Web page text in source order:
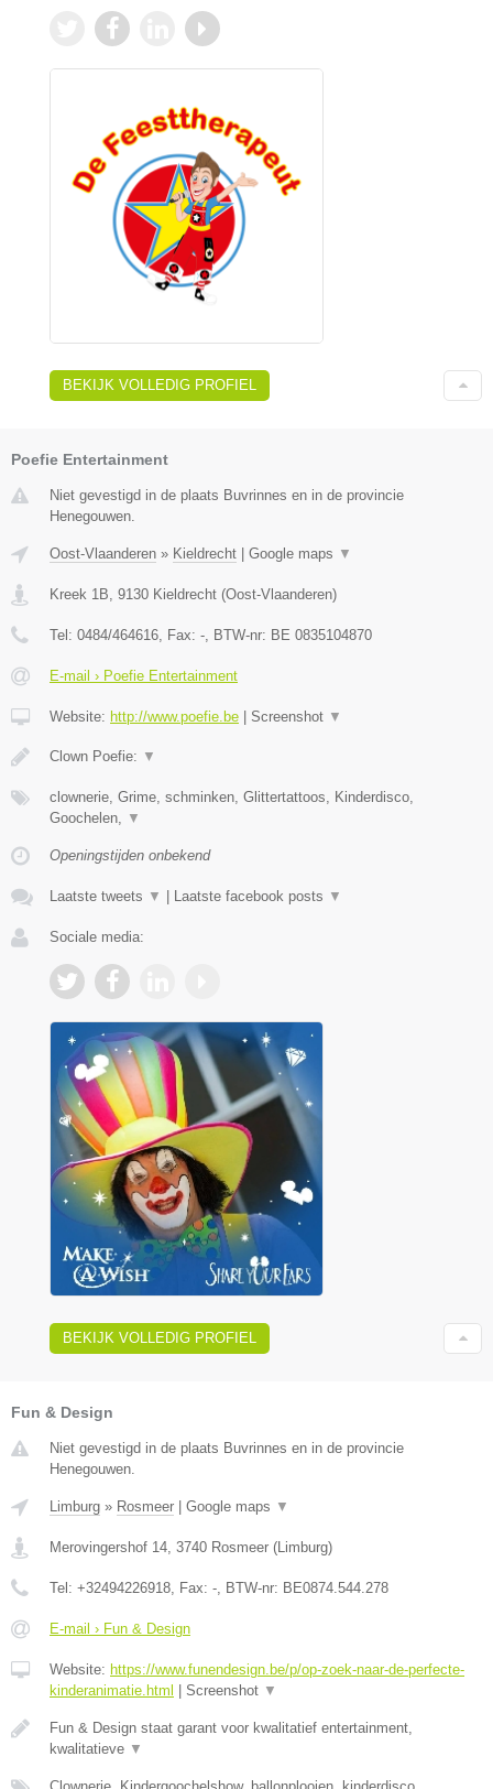
BEKIJK VOLLEDIG PROFIEL
Poefie Entertainment
Niet gevestigd in de plaats Buvrinnes en in de provincie
Henegouwen.
Oost-Vlaanderen » Kieldrecht | Google maps ▼
Kreek 1B 9130 Kieldrecht (Oost-Vlaanderen)
Tel: 0484/464616 , Fax: - , BTW-nr: BE 0835104870
E-mail › Poefie Entertainment
Website: http://www.poefie.be | Screenshot ▼
Clown Poefie: ▼
clownerie, Grime, schminken, Glittertattoos, Kinderdisco,
Goochelen,
▼
Openingstijden onbekend
Laatste tweets ▼ | Laatste facebook posts ▼
Sociale media:
BEKIJK VOLLEDIG PROFIEL
Fun & Design
Niet gevestigd in de plaats Buvrinnes en in de provincie
Henegouwen.
Limburg » Rosmeer | Google maps ▼
Merovingershof 14 3740 Rosmeer (Limburg)
Tel: +32494226918 , Fax: - , BTW-nr: BE0874.544.278
E-mail › Fun & Design
Website: https://www.funendesign.be/p/op-zoek-naar-de-perfecte-
kinderanimatie.html | Screenshot ▼
Fun & Design staat garant voor kwalitatief entertainment,
kwalitatieve ▼
Clownerie, Kindergoochelshow, ballonplooien, kinderdisco,